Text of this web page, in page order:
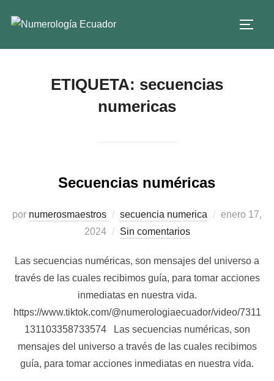
ETIQUETA: secuencias
numericas
Secuencias numéricas
por numerosmaestros secuencia numerica
enero 17,
2024
Sin comentarios
Las secuencias numéricas, son mensajes del universo a
través de las cuales recibimos guía, para tomar acciones
inmediatas en nuestra vida.
https://www.tiktok.com/@numerologiaecuador/video/7311
131103358733574 Las secuencias numéricas, son
mensajes del universo a través de las cuales recibimos
guía, para tomar acciones inmediatas en nuestra vida.